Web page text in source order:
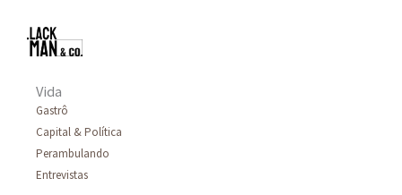
Vida
Gastrô
Capital & Política
Perambulando
Entrevistas